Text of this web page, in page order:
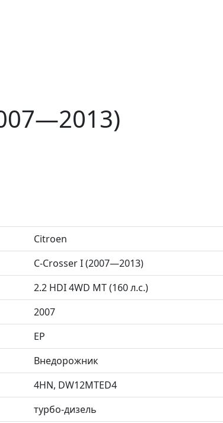
Citroen
C-Crosser I (2007—2013)
2.2 HDI 4WD MT (160 л.с.)
2007
EP
Внедорожник
4HN, DW12MTED4
турбо-дизель